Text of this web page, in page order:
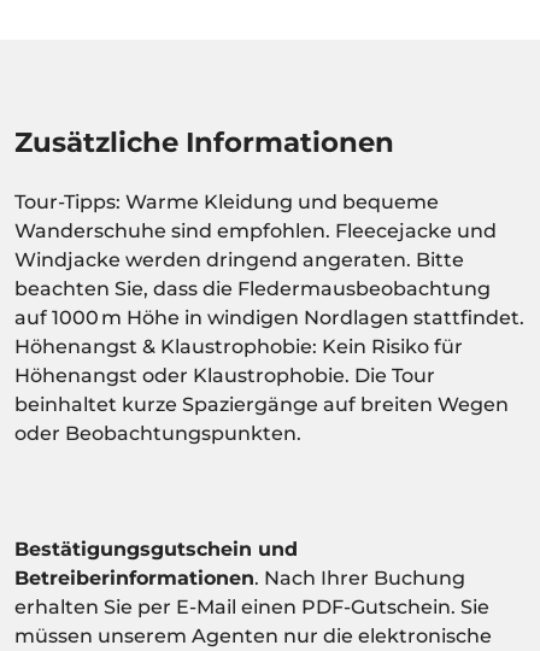
Zusätzliche Informationen
Tour-Tipps: Warme Kleidung und bequeme
Wanderschuhe sind empfohlen. Fleecejacke und
Windjacke werden dringend angeraten. Bitte
beachten Sie, dass die Fledermausbeobachtung
auf 1000 m Höhe in windigen Nordlagen stattfindet.
Höhenangst & Klaustrophobie: Kein Risiko für
Höhenangst oder Klaustrophobie. Die Tour
beinhaltet kurze Spaziergänge auf breiten Wegen
oder Beobachtungspunkten.
Bestätigungsgutschein und
Betreiberinformationen. Nach Ihrer Buchung
erhalten Sie per E-Mail einen PDF-Gutschein. Sie
müssen unserem Agenten nur die elektronische